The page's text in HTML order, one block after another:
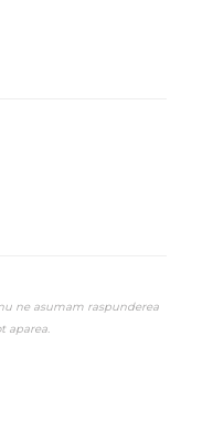
ne asumam raspunderea
aparea.